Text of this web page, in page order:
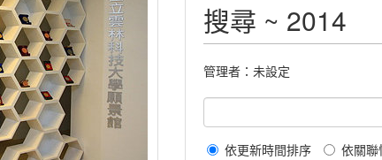
搜尋 ~ 2014
管理者：未設定
依更新時間排序 依關聯